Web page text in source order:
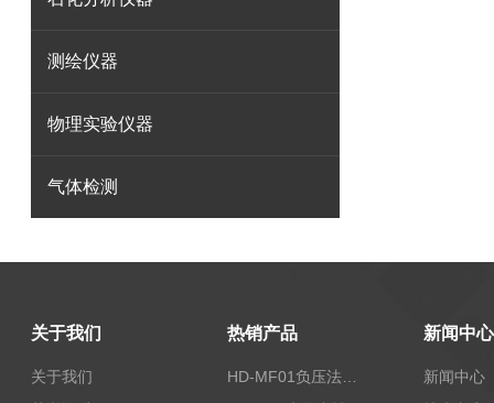
测绘仪器
物理实验仪器
气体检测
关于我们
关于我们
热销产品
HD-MF01负压法密封性测试仪
新闻中心
新闻中心